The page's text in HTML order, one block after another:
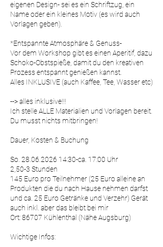
eigenen Design- sei es ein Schriftzug, ein
Name oder ein kleines Motiv (es wird auch
Vorlagen geben).
*Entspannte Atmosphäre & Genuss-
Vor dem Workshop gibt es einen Aperitif, dazu
Schoko-Obstspieße, damit du den kreativen
Prozess entspannt genießen kannst.
Alles INKLUSIVE (auch Kaffee, Tee, Wasser etc)
--> alles inklusive!!!
Ich stelle ALLE Materialien und Vorlagen bereit.
Du musst nichts mitbringen!
Dauer, Kosten & Buchung
So. 28.06.2026 14:30-ca. 17:00 Uhr
2,50-3 Stunden
145 Euro pro Teilnehmer (25 Euro alleine an
Produkten die du nach Hause nehmen darfst
und ca. 25 Euro Getränke und Verzehr) Gerät
auch inkl. aber das bleibt bei mir
Ort: 86707 Kühlenthal (Nähe Augsburg)
Wichtige Infos: